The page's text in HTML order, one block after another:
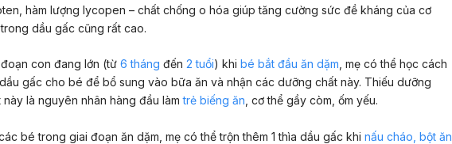
hàm lượng lycopen – chất chống o hóa giúp tăng cường sức đề kháng của cơ
dầu gấc cũng rất cao.
đoạn con đang lớn (từ 6 tháng đến 2 tuổi) khi bé bắt đầu ăn dặm, mẹ có thể học cách
dầu gấc cho bé để bổ sung vào bữa ăn và nhận các dưỡng chất này. Thiếu dưỡng
này là nguyên nhân hàng đầu làmtrẻ biếng ăn, cơ thể gầy còm, ốm yếu.
bé trong giai đoạn ăn dặm, mẹ có thể trộn thêm 1 thìa dầu gấc khi nấu cháo, bột ăn